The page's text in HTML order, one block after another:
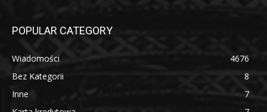
POPULAR CATEGORY
Wiadomości
4676
Bez Kategorii
8
Inne
7